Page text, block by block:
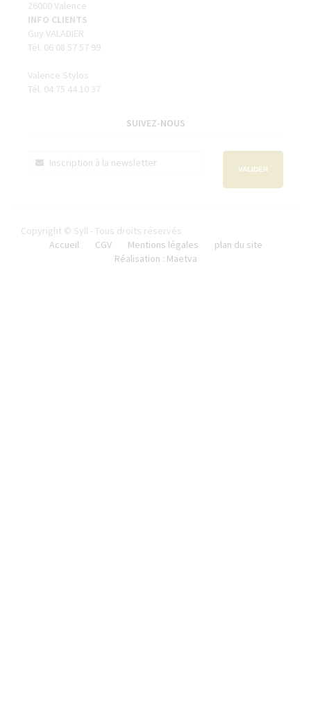
26000 Valence
INFO CLIENTS
Guy VALADIER
Tél. 06 08 57 57 99
Valence Stylos
Tél. 04 75 44 10 37
SUIVEZ-NOUS
VALIDER
Copyright © Syll - Tous droits réservés
Accueil
CGV Mentions légales
plan du site
Réalisation : Maetva